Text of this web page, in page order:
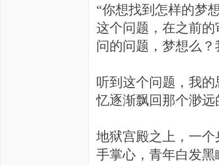
“你想找到怎样的梦
这个问题，在之前
问的问题，梦想么
听到这个问题，我
忆逐渐飘回那个渺
地狱宫殿之上，一
手掌心，青年白发